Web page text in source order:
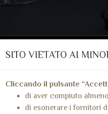
SITO VIETATO AI
Cliccando il pulsante
di aver compiuto
di esonerare i fornitori